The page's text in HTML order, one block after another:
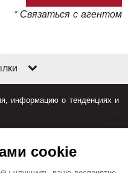
* Связаться с агентом
информацию о тенденциях и
cookie